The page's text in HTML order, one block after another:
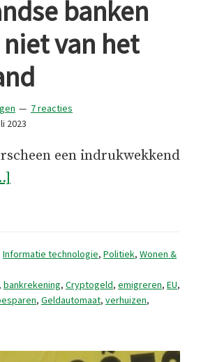
banken
van het
7 reacties
2023
een indrukwekkend
het
buitenland
Informatie technologie, Politiek, Wonen &
, bankrekening, Cryptogeld, emigreren, EU,
, Geldautomaat, verhuizen,